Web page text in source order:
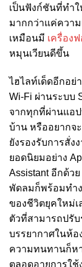
เป็นฟังก์ชันที่ทำใ
มากกว่าแค่ควา
เหมือนมี เครื่อง
หมุนเวียนดีขึ้น
ไฮไลท์เด็ดอีกอย่
Wi-Fi ผ่านระบบ
จากทุกที่ผ่านแอ
บ้าน หรืออยากจ
ยังรองรับการสั่ง
ยอดนิยมอย่าง
Assistant อีกด้วย
พัดลมก็พร้อมทำ
ของชีวิตยุคใหม่
ตัวที่สามารถปรับ
บรรยากาศในห้อ
ความทนทานก็หา
ตลอดอายุการใ